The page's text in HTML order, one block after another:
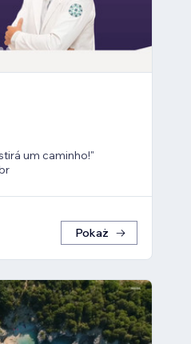
um caminho!"
Pokaż